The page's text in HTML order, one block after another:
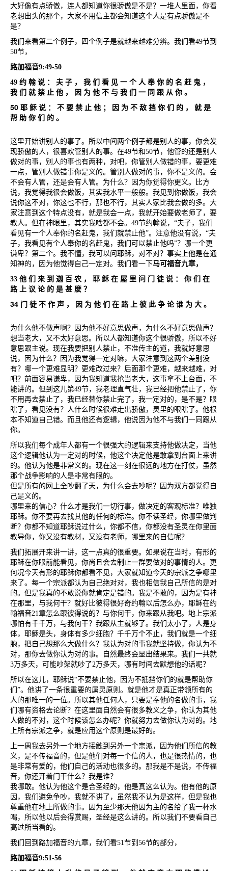
大好像有点骄傲，连人都知道你很骄傲是不是？一堆人里面，你看
老想出头的那个，大家不用信主都会知道这个人是有点骄傲是不
是？
我们来看第二个例子，四个例子是就越来越难分辨。我们看49节到
50节，
路加福音9:49-50
49 约 翰 说 ： 夫 子 ， 我 们 看 见 一 个 人 奉 你 的 名 赶 鬼 ，
我 们 就 禁 止 他 ， 因 为 他 不 与 我 们 一 同 跟 从 你 。
50 耶 稣 说 ： 不 要 禁 止 他 ； 因 为 不 敌 挡 你 们 的 ， 就 是
帮 助 你 们 的 。
这里开始讲别人的事了。所以中间两个例子都是别人的事，你会发
现骄傲的人，很喜欢管别人的事。在49节和50节，他管的还是别人
做对的事，别人的事也有两种，对吧，你管别人做错的事，要更难
一点，管别人做错事你是义的。管别人做对的事，你不是义的。会
不会有人管，还是会有人管。为什么？因为你觉得你更义。比方
说，我觉得我很会做饭，其实我水平一般般。我见到你做饭，我会
说你这不对，你这也不行，那也不行，其实人家比我会做的多。大
家注意到这个特点没有，就是我会一点，我就开始要做老师了，要
教人。但在神眼里，其实我啥都不会。 49节约翰说， “夫子，我们
看见有一个人奉你的名赶鬼，我们就禁止他”。注意他没有说， “夫
子，我看见有个人奉你的名赶鬼，我们可以禁止他吗”？哪一个更
谦卑？第二个。我不懂，我可以问耶稣，对不对？事实上他是在通
知神的，因为他觉得自己一定对。我们看一下马可福音九章，
33 他 们 来 到 迦 百 农 ， 耶 稣 在 屋 里 问 门 徒 说 ： 你 们 在
路 上 议 论 的 是 甚 麽 ？
34 门 徒 不 作 声 ， 因 为 他 们 在 路 上 彼 此 争 论 谁 为 大 。
为什么他不做声啊？因为他不好意思做声，为什么不好意思做声？
想当老大，又不太好意思。所以人都知道你这个很骄傲，所以不好
意思跟主说。现在我要把别人禁止，不准传主的道，我就好意思
说，因为什么？因为我觉得一定对嘛，大家注意到这两个差别没
有？哪一个更难显明？更难改过来？后面那个更难，越来越难，对
吧？前面容易谦卑，因为我知道我抢当老大，这事拿不上台面，不
能讲的。但到这儿第49节，我老理直气壮，我已经把他禁止了，你
不用再去禁止了，我已经替你禁止完了，我一定对的，是不是？眼
瞎了，看见没有？人什么时候很难走出骄傲，灵里的眼瞎了。他根
本不知道自己错。而且他还有逻辑，他说因为他不与我们一同跟从
你。
所以我们每个成年人都有一个很强大的逻辑来支持他做决定，当他
这个逻辑他认为一定对的时候，他这个决定他是敢拿到台面上来讲
的。他认为他是非常义的。现在这一刻在很远的地方在打仗，虽然
那个战争影响的人是非常有限的。
但是所有的网上全吵翻了天，为什么会去吵呢？因为双方都觉得自
己是义的。
哪里来的信心？什么才是我们一切行事，做决定的客观标准？唯独
耶稣。你不要再去找其他的任何的标准。你不读圣经，你哪里做判
断？你都不知道耶稣说过什么，你都不信，你都没有圣灵在你里面
教导你，你又没有教材，又没有老师，哪里来的自信呢？
我们拓展开来讲一讲，这一点真的很重要。如果说在当时，有形的
耶稣在你眼前能看见，你尚且会去制止一群要做对的事情的人。更
何况今天有形的耶稣你都看不见，大家就知道今天的宗派之争哪里
来了。每一个宗派都认为自己绝对对，我也相信我自己所信的是对
的。但是我真的不敢说你就肯定是错的。我是不敢的，因为是有神
在那里，与我何干？就好比彼得很好奇约翰以后怎么办，耶稣在约
翰福音21章怎么跟彼得说的？与你何干，你来跟从我吧。地上宗派
哪怕有千千万，与我何干？我跟从主就够了。我们太小了，人是身
体，耶稣是头，身体有多少细胞？千千万个不止，我们就是一个细
胞，把自己想那么大做什么？我认为对的事我就坚持做，你认为不
对，那你去做你认为对的事。自然最终会显出结果来。我们一共就
3万多天，可能吵架就吵了2万多天，哪有时间去默想他的话呢？
所以在这儿，耶稣说“不要禁止他，因为不抵挡你们的就是帮助你
们 ”。他讲了一条很重要的属灵原则。就是他才是真正带领所有的
人的那唯一的一位。所以其他任何人，只要是奉他的名做的事，我
们哪有资格去论断？在这里面自然会有很多教义之争，你认为其他
人做的不对，这个时候该怎么办呢？你就努力去做你认为对的。地
上所有宗派之争，就是应用这个原则是最好的。
上一周我去另外一个地方接触到另外一个宗派，因为他们所信的教
义，是不传福音的，但是他们对每一个信的人，也是很热情的，也
是非常有爱的，他们自己的活动也很多的。那我是不是说，不传福
音，你还开着门干什么？我是谁？
我哪敢。他认为他这个是合圣经的，他是真这么认为。他有他的原
因，我们避免争吵，我就不讲了，虽然我不认为是这样，但是我也
尊重他在地上所做的事。因为至少那天他因为主的名给了我一杯水
喝，所以他以后会得赏赐，圣经是这么讲的。所以我们不要看自己
高过所当看的。
我们回到路加福音的九章，我们看51节到 56节的部分，
路加福音9:51-56